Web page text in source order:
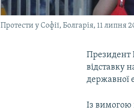
Протести у Софії, Болгарія, 11 липня
Президент
відставку
державної
Із вимогою